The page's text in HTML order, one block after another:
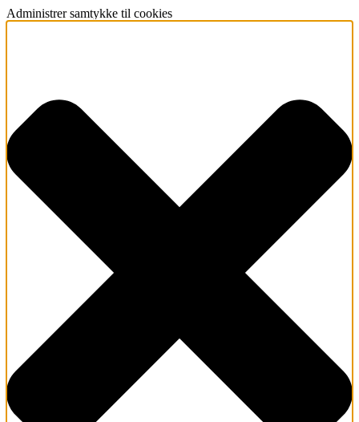
Administrer samtykke til cookies